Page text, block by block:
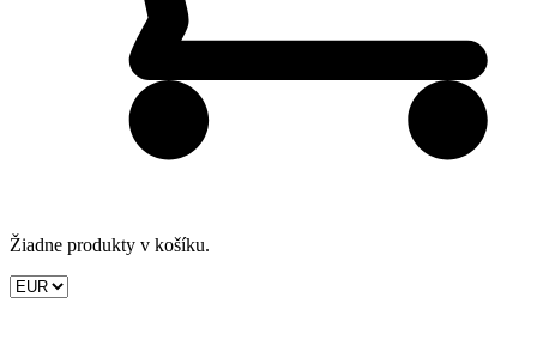
Žiadne produkty v košíku.